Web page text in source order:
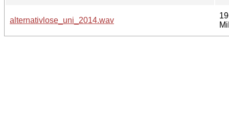
alternativlose_uni_2014.wav